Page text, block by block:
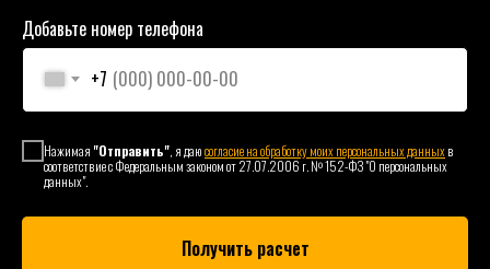
Добавьте номер телефона
+7
Нажимая "Отправить", я даюсогласие на обработку моих персональных данныхв
соответствие с Федеральным законом от 27.07.2006 г. № 152-ФЗ "О персональных
данных".
Получить расчет